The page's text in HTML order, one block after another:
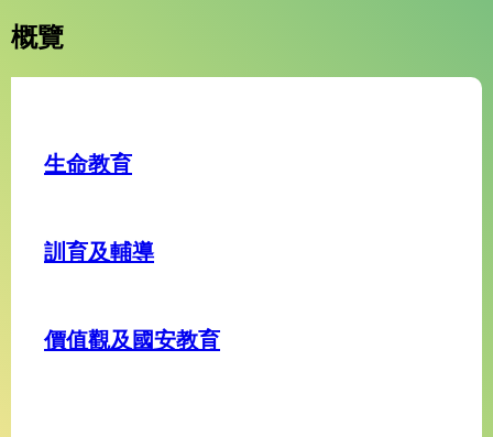
概覽
生命教育
訓育及輔導
價值觀及國安教育